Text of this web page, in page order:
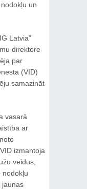
un
Latvia”
direktore
par
(VID)
samazināt
vasarā
ar
izmantoja
veidus,
nodokļu
jaunas